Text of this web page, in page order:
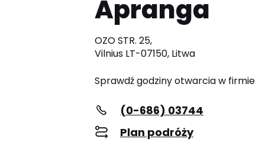
Apranga
OZO STR. 25,
Vilnius LT-07150, Litwa
Sprawdź godziny otwarcia w firmie
(0-686) 03744
Plan podróży